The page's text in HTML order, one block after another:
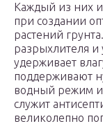
Каждый из них
при создании
растений
разрыхлителя и
удерживает
поддерживают
водный режим и
служит
великолепно